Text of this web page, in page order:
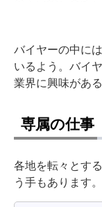
バイヤーの中に
いるよう。バイ
業界に興味があ
専属の仕事
各地を転々とす
う手もあります。